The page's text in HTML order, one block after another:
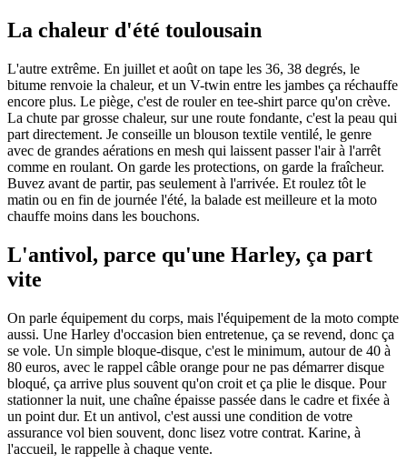
La chaleur d'été toulousain
L'autre extrême. En juillet et août on tape les 36, 38 degrés, le
bitume renvoie la chaleur, et un V-twin entre les jambes ça réchauffe
encore plus. Le piège, c'est de rouler en tee-shirt parce qu'on crève.
La chute par grosse chaleur, sur une route fondante, c'est la peau qui
part directement. Je conseille un blouson textile ventilé, le genre
avec de grandes aérations en mesh qui laissent passer l'air à l'arrêt
comme en roulant. On garde les protections, on garde la fraîcheur.
Buvez avant de partir, pas seulement à l'arrivée. Et roulez tôt le
matin ou en fin de journée l'été, la balade est meilleure et la moto
chauffe moins dans les bouchons.
L'antivol, parce qu'une Harley, ça part
vite
On parle équipement du corps, mais l'équipement de la moto compte
aussi. Une Harley d'occasion bien entretenue, ça se revend, donc ça
se vole. Un simple bloque-disque, c'est le minimum, autour de 40 à
80 euros, avec le rappel câble orange pour ne pas démarrer disque
bloqué, ça arrive plus souvent qu'on croit et ça plie le disque. Pour
stationner la nuit, une chaîne épaisse passée dans le cadre et fixée à
un point dur. Et un antivol, c'est aussi une condition de votre
assurance vol bien souvent, donc lisez votre contrat. Karine, à
l'accueil, le rappelle à chaque vente.